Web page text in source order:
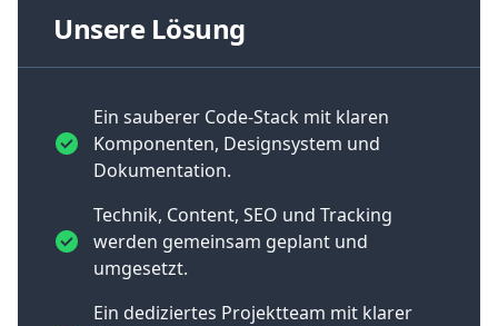
Unsere Lösung
Ein sauberer Code-Stack mit klaren
Komponenten, Designsystem und
Dokumentation.
Technik, Content, SEO und Tracking
werden gemeinsam geplant und
umgesetzt.
Ein dediziertes Projektteam mit klarer